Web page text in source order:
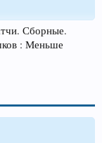
Сборные.
: Меньше